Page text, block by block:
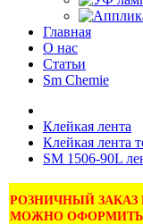
Главная
О нас
Статьи
Sm Chemie
Клейкая лента
Клейкая лента
SM 1506-90L
РОЗНИЧНЫЙ
МОЖНО ОФОРМИТЬ